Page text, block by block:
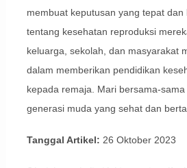
membuat keputusan yang tepat
tentang kesehatan reproduksi
keluarga, sekolah, dan masyarakat
dalam memberikan pendidikan
kepada remaja. Mari bersama-
generasi muda yang sehat dan
Tanggal Artikel: 26 Oktober 2023